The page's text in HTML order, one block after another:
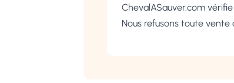
ChevalASauver.com
Nous refusons toute vente